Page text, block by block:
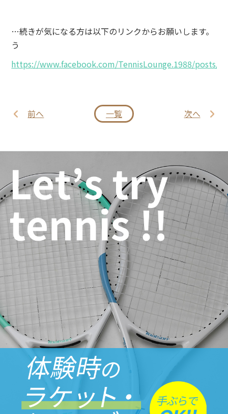
…続きが気になる方は以下のリンクからお願いします。
う
https://www.facebook.com/TennisLounge.1988/posts/
前へ 一覧 次へ